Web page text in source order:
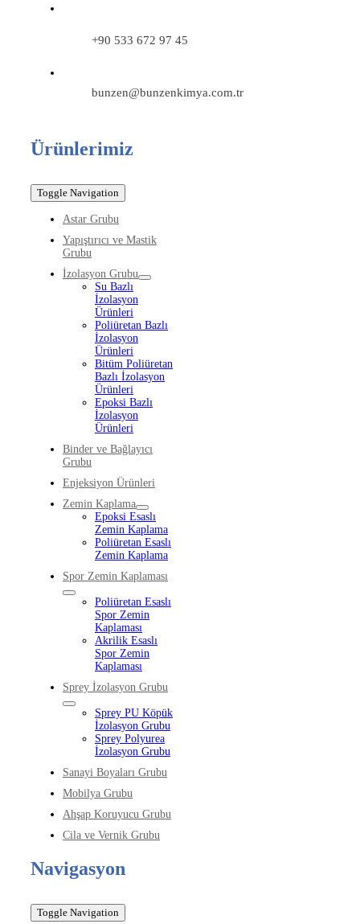
+90 533 672 97 45
bunzen@bunzenkimya.com.tr
Ürünlerimiz
Toggle Navigation
Astar Grubu
Yapıştırıcı ve Mastik
Grubu
İzolasyon Grubu
Su Bazlı
İzolasyon
Ürünleri
Poliüretan Bazlı
İzolasyon
Ürünleri
Bitüm Poliüretan
Bazlı İzolasyon
Ürünleri
Epoksi Bazlı
İzolasyon
Ürünleri
Binder ve Bağlayıcı
Grubu
Enjeksiyon Ürünleri
Zemin Kaplama
Epoksi Esaslı
Zemin Kaplama
Poliüretan Esaslı
Zemin Kaplama
Spor Zemin Kaplaması
Poliüretan Esaslı
Spor Zemin
Kaplaması
Akrilik Esaslı
Spor Zemin
Kaplaması
Sprey İzolasyon Grubu
Sprey PU Köpük
İzolasyon Grubu
Sprey Polyurea
İzolasyon Grubu
Sanayi Boyaları Grubu
Mobilya Grubu
Ahşap Koruyucu Grubu
Cila ve Vernik Grubu
Navigasyon
Toggle Navigation